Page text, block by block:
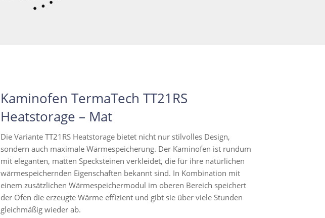
Kaminofen TermaTech​ TT21RS
Heatstorage – Mat
Die Variante TT21RS Heatstorage bietet nicht nur stilvolles Design,
sondern auch maximale Wärmespeicherung. Der Kaminofen ist rundum
mit eleganten, matten Specksteinen verkleidet, die für ihre natürlichen
wärmespeichernden Eigenschaften bekannt sind. In Kombination mit
einem zusätzlichen Wärmespeichermodul im oberen Bereich speichert
der Ofen die erzeugte Wärme effizient und gibt sie über viele Stunden
gleichmäßig wieder ab.